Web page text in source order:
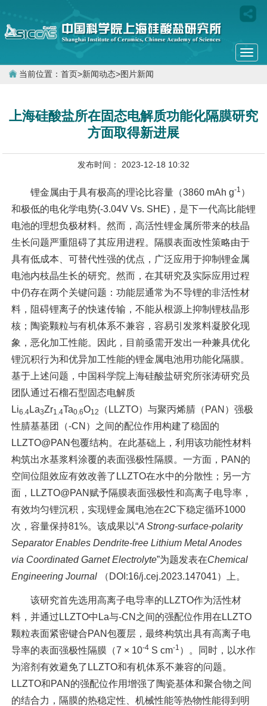
当前位置： 首页>新闻动态>图片新闻
上海硅酸盐所在固态电解质功能化隔膜研究
方面取得新进展
发布时间： 2023-12-18 10:32
锂金属由于具有极高的理论比容量（3860 mAh g-1 ）
和极低的电化学电势(-3.04V Vs. SHE)，是下一代高比能锂
电池的理想负极材料。然而，高活性锂金属所带来的枝晶
生长问题严重阻碍了其应用进程。隔膜表面改性策略由于
具有低成本、可替代性强的优点，广泛应用于抑制锂金属
电池内枝晶生长的研究。然而，在其研究及实际应用过程
中仍存在两个关键问题：功能层通常为不导锂的非活性材
料，阻碍锂离子的快速传输，不能从根源上抑制锂枝晶形
核；陶瓷颗粒与有机体系不兼容，容易引发浆料凝胶化现
象，恶化加工性能。因此，目前亟需开发出一种兼具优化
锂沉积行为和优异加工性能的锂金属电池用功能化隔膜。
基于上述问题，中国科学院上海硅酸盐研究所张涛研究员
团队通过石榴石型固态电解质
Li6.4 La3Zr1.4Ta0.6O12
（LLZTO）与聚丙烯腈（PAN）强极
性腈基基团（-CN）之间的配位作用构建了稳固的
LLZTO@PAN包覆结构。在此基础上，利用该功能性材料
构筑出水基浆料涂覆的表面强极性隔膜。一方面，PAN的
空间位阻效应有效改善了LLZTO在水中的分散性；另一方
面，LLZTO@PAN赋予隔膜表面强极性和高离子电导率，
有效均匀锂沉积，实现锂金属电池在2C下稳定循环1000
次，容量保持81%。该成果以“A Strong-surface-polarity
Separator Enables Dendrite-free Lithium Metal Anodes
via Coordinated Garnet Electrolyte”为题发表在Chemical
Engineering Journal
（DOI:16/j.cej.2023.147041）上。
该研究首先选用高离子电导率的LLZTO作为活性材
料，并通过LLZTO中La与-CN之间的强配位作用在LLZTO
颗粒表面紧密键合PAN包覆层，最终构筑出具有高离子电
导率的表面强极性隔膜（7 × 10-4 S cm-1 ）。同时，以水作
为溶剂有效避免了LLZTO和有机体系不兼容的问题。
LLZTO和PAN的强配位作用增强了陶瓷基体和聚合物之间
的结合力，隔膜的热稳定性、机械性能等热物性能得到明